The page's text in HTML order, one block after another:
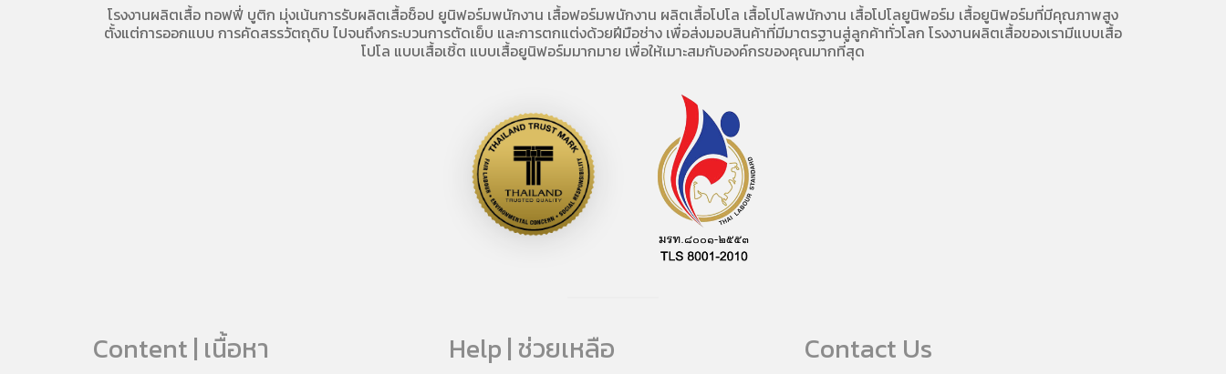
โรงงานผลิตเสื้อ ทอฟฟี่ บูติก มุ่งเน้นการรับผลิตเสื้อช็อป ยูนิฟอร์มพนักงาน เสื้อฟอร์มพนักงาน ผลิตเสื้อโปโล เสื้อโปโลพนักงาน เสื้อโปโลยูนิฟอร์ม เสื้อยูนิฟอร์มที่มีคุณภาพสูง
ตั้งแต่การออกแบบ การคัดสรรวัตถุดิบ ไปจนถึงกระบวนการตัดเย็บ และการตกแต่งด้วยฝีมือช่าง เพื่อส่งมอบสินค้าที่มีมาตรฐานสู่ลูกค้าทั่วโลก โรงงานผลิตเสื้อของเรามีแบบเสื้อ
โปโล แบบเสื้อเชิ้ต แบบเสื้อยูนิฟอร์มมากมาย เพื่อให้เมาะสมกับองค์กรของคุณมากที่สุด
Content | เนื้อหา Help | ช่วยเหลือ Contact Us